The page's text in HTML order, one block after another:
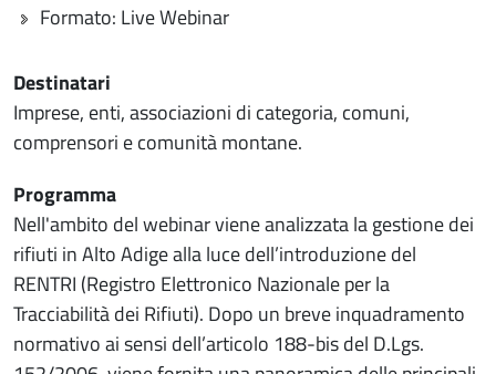
Formato: Live Webinar
Destinatari
Imprese, enti, associazioni di categoria, comuni,
comprensori e comunità montane.
Programma
Nell'ambito del webinar viene analizzata la gestione dei
rifiuti in Alto Adige alla luce dell’introduzione del
RENTRI (Registro Elettronico Nazionale per la
Tracciabilità dei Rifiuti). Dopo un breve inquadramento
normativo ai sensi dell’articolo 188-bis del D.Lgs.